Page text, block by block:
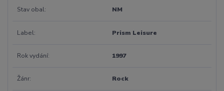
Stav obal NM
Label Prism Leisure
Rok vydání 1997
Žánr Rock